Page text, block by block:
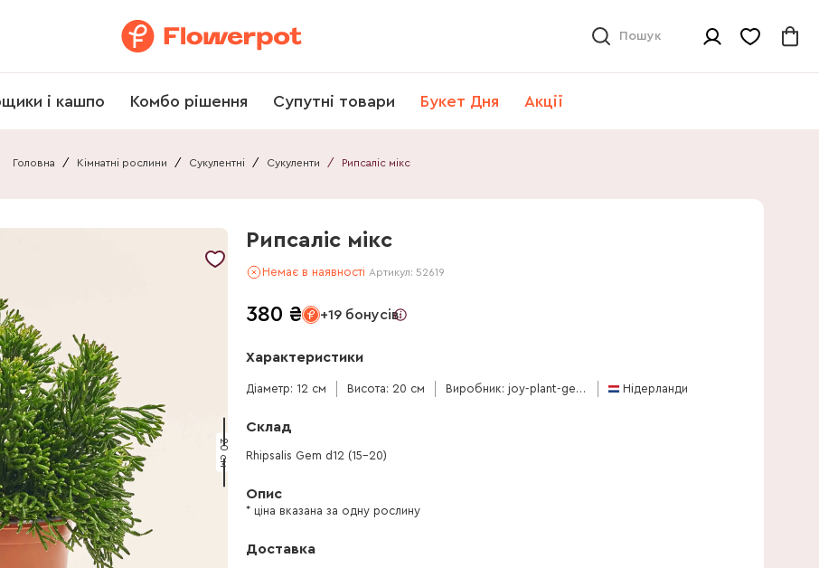
Пошук
і кашпо Комбо рішення Супутні товари Букет Дня Акції
Головна / Кімнатні рослини / Сукулентні / Сукуленти / Рипсаліс мікс
20 см
Рипсаліс мікс
Немає в наявності Артикул: 52619
380 ₴ +19 бонусів
Характеристики
Діаметр: 12 см Висота: 20 см Виробник: joy-plant-gebr-v-paassen Нідерланди
Склад
Rhipsalis Gem d12 (15-20)
Опис
* ціна вказана за одну рослину
Доставка